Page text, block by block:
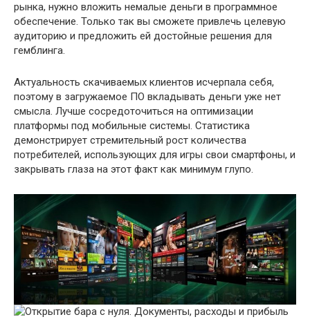
рынка, нужно вложить немалые деньги в программное
обеспечение. Только так вы сможете привлечь целевую
аудиторию и предложить ей достойные решения для
гемблинга.
Актуальность скачиваемых клиентов исчерпала себя,
поэтому в загружаемое ПО вкладывать деньги уже нет
смысла. Лучше сосредоточиться на оптимизации
платформы под мобильные системы. Статистика
демонстрирует стремительный рост количества
потребителей, использующих для игры свои смартфоны, и
закрывать глаза на этот факт как минимум глупо.